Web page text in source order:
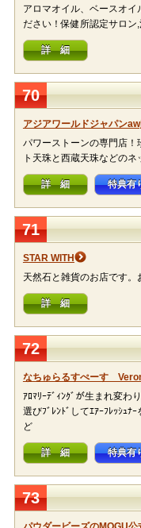
アロマオイル、ベースオイ
ださい！保健所認定サロン
詳 細
70
アジアワールドジャパン
パワーストーンの専門店！
ト天珠と西蔵天珠などのネ
詳 細 特典有
71
STAR WITH
天然石と雑貨のお店です
詳 細
72
なちゅらるすぺーす
ｱﾛﾏﾘｰﾃﾞｨﾝｸﾞが生まれ変わ
選びﾌﾞﾚﾝﾄﾞしてｴｱｰﾌﾚｯｼｭﾅ
ど
詳 細 特典有
73